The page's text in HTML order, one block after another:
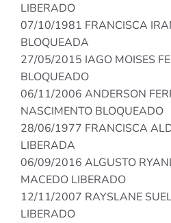
LIBERADO
07/10/1981 FRANCISCA
BLOQUEADA
27/05/2015 IAGO MOISES
BLOQUEADO
06/11/2006 ANDERSON
NASCIMENTO BLOQUEADO
28/06/1977 FRANCISCA
LIBERADA
06/09/2016 ALGUSTO
MACEDO LIBERADO
12/11/2007 RAYSLANE
LIBERADO